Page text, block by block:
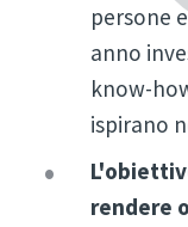
persone
anno
know-
ispirano
rendere